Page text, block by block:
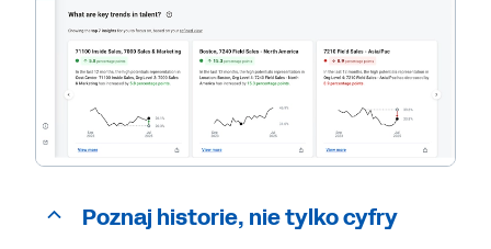
Poznaj historie, nie tylko cyfry